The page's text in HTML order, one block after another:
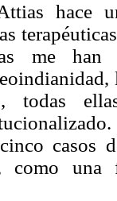
hace
me han
todas
casos
como una